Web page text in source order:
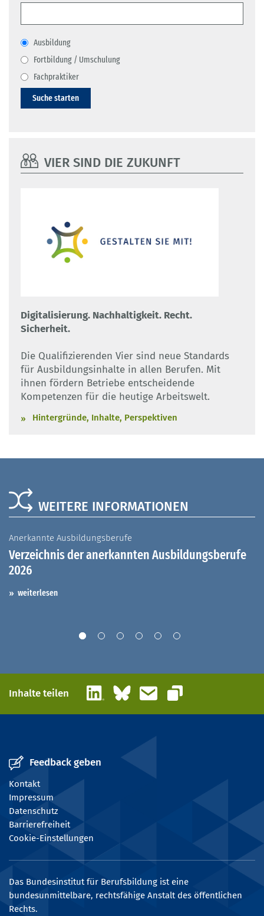
Ausbildung
Fortbildung / Umschulung
Fachpraktiker
Suche starten
VIER SIND DIE ZUKUNFT
Digitalisierung. Nachhaltigkeit. Recht.
Sicherheit.
Die Qualifizierenden Vier sind neue Standards
für Ausbildungsinhalte in allen Berufen. Mit
ihnen fördern Betriebe entscheidende
Kompetenzen für die heutige Arbeitswelt.
Hintergründe, Inhalte, Perspektiven
WEITERE INFORMATIONEN
Anerkannte Ausbildungsberufe
Verzeichnis der anerkannten Ausbildungsberufe
2026
weiterlesen
Inhalte teilen LinkedInBlueskyE-Mail
Link kopieren
Feedback geben
Kontakt
Impressum
Datenschutz
Barrierefreiheit
Cookie-Einstellungen
Das Bundesinstitut für Berufsbildung ist eine
bundesunmittelbare, rechtsfähige Anstalt des öffentlichen
Rechts.